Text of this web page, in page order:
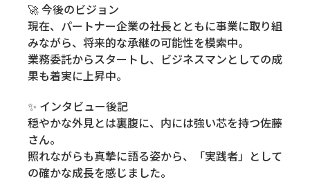
🚀 今後のビジョン
現在、パートナー企業の社長とともに事業に取り組
みながら、将来的な承継の可能性を模索中。
業務委託からスタートし、ビジネスマンとしての成
果も着実に上昇中。
✨ インタビュー後記
穏やかな外見とは裏腹に、内には強い芯を持つ佐藤
さん。
照れながらも真摯に語る姿から、「実践者」として
の確かな成長を感じました。